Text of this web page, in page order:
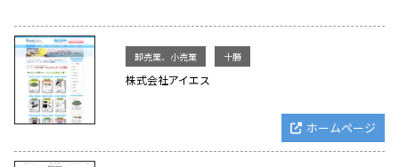
卸売業、小売業 十勝
株式会社アイエス
ホームページ